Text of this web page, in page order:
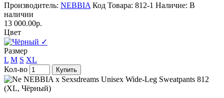
Производитель: NEBBIA Код Товара: 812-1 Наличие: В
наличии
13 000.00р.
Цвет
✓
Размер
L M S XL
Кол-во
Купить